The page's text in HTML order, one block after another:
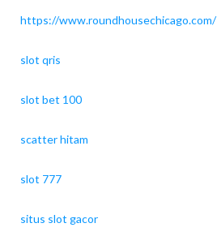
https://www.roundhousechicago.com/
slot qris
slot bet 100
scatter hitam
slot 777
situs slot gacor